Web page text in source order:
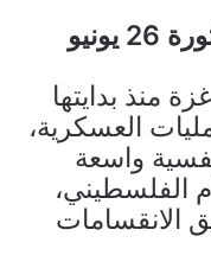
منذ بدايتها
على العمليات العسكرية،
واسعة
الفلسطيني،
الانقسامات